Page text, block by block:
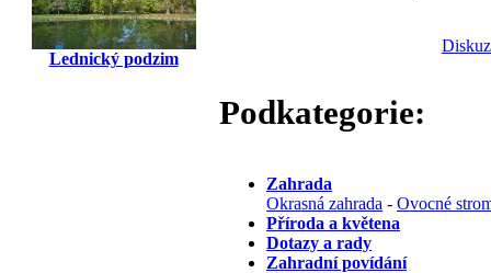
Lednický podzim
Podkategorie:
Zahrada
Okrasná zahrada - Ovocné
Příroda a květena
Dotazy a rady
Zahradní povídání